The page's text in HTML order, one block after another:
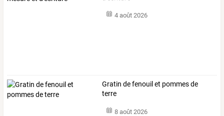
4 août 2026
Gratin de fenouil et pommes de
terre
8 août 2026